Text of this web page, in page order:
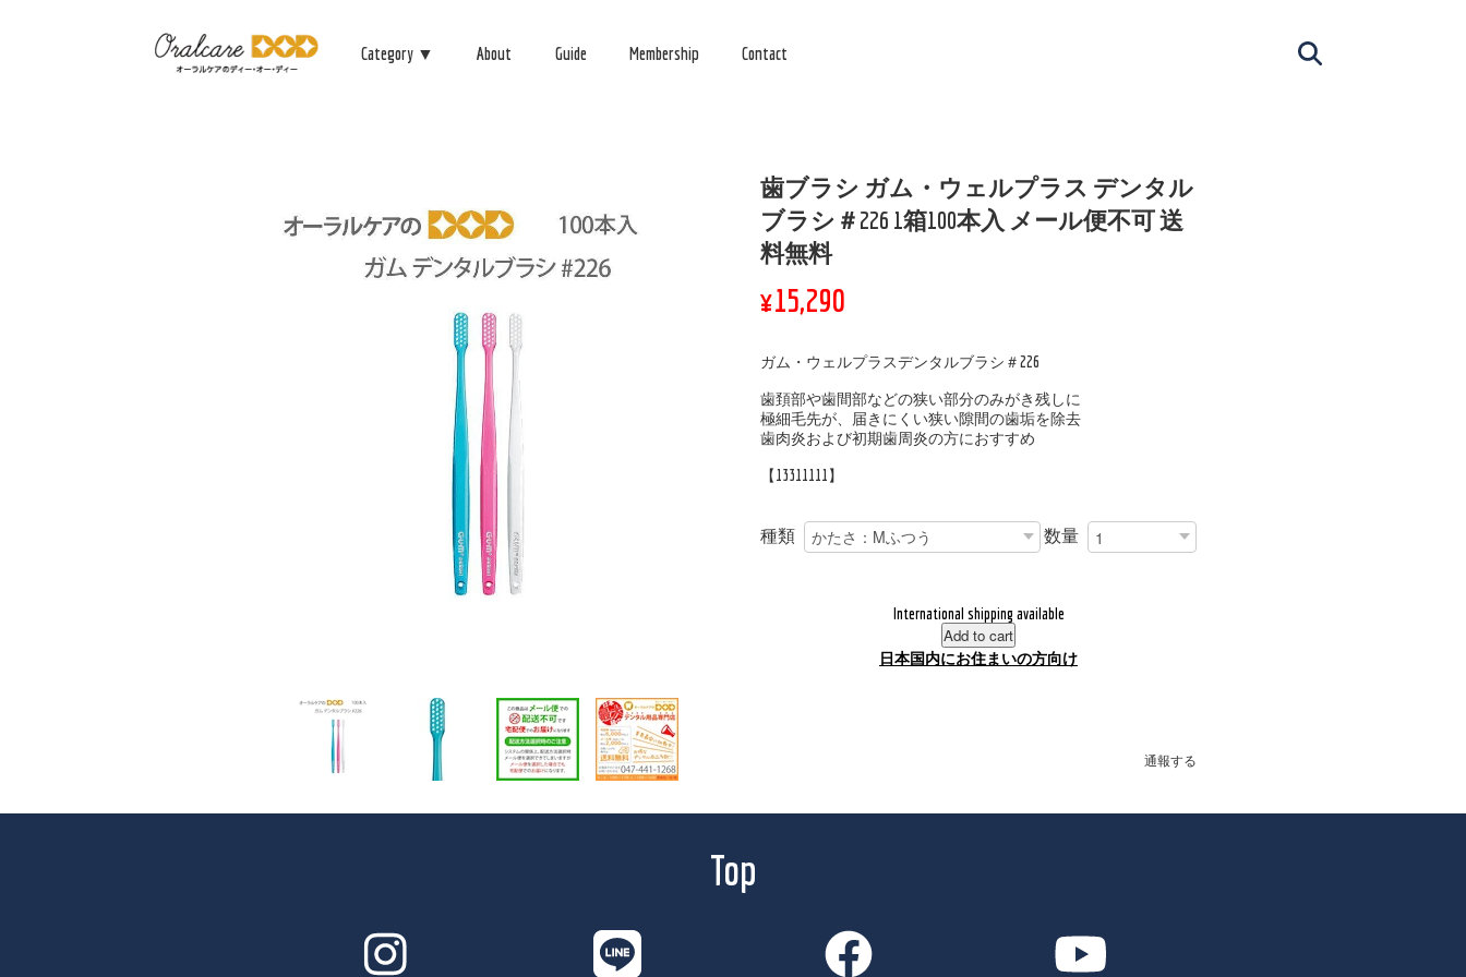
Category ▼ About Guide Membership Contact
歯ブラシ ガム・ウェルプラス デンタル
ブラシ＃226 1箱100本入 メール便不可 送
料無料
¥15,290
ガム・ウェルプラスデンタルブラシ＃226
歯頚部や歯間部などの狭い部分のみがき残しに
極細毛先が、届きにくい狭い隙間の歯垢を除去
歯肉炎および初期歯周炎の方におすすめ
【13311111】
種類 数量
International shipping available
Add to cart
日本国内にお住まいの方向け
通報する
Top